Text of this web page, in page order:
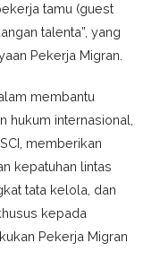
tamu (guest
talenta”, yang
Pekerja Migran.
membantu
hukum internasional,
memberikan
kepatuhan lintas
tata kelola, dan
kepada
Pekerja Migran